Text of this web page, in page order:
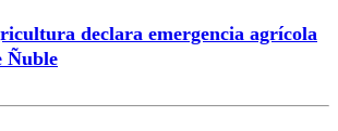
declara emergencia agrícola
Ñuble